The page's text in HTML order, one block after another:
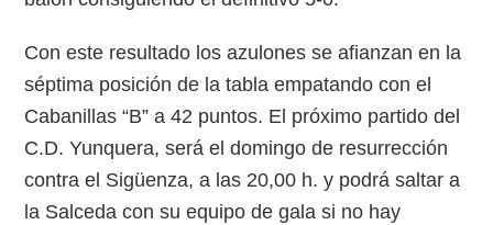
Con este resultado los azulones se afianzan en la
séptima posición de la tabla empatando con el
Cabanillas “B” a 42 puntos. El próximo partido del
C.D. Yunquera, será el domingo de resurrección
contra el Sigüenza, a las 20,00 h. y podrá saltar a
la Salceda con su equipo de gala si no hay